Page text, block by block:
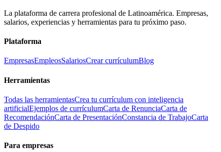
La plataforma de carrera profesional de Latinoamérica. Empresas,
salarios, experiencias y herramientas para tu próximo paso.
Plataforma
EmpresasEmpleosSalariosCrear currículumBlog
Herramientas
Todas las herramientasCrea tu currículum con inteligencia
artificialEjemplos de currículumCarta de RenunciaCarta de
RecomendaciónCarta de PresentaciónConstancia de TrabajoCarta
de Despido
Para empresas